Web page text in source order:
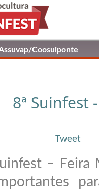
Coosuiponte
8ª Suinfest
Tweet
– Feira